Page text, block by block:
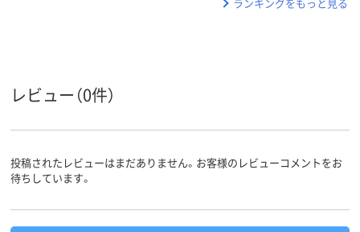
レビュー（0件）
投稿されたレビューはまだありません。お客様のレビューコメントをお
待ちしています。